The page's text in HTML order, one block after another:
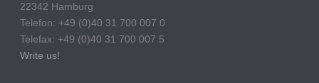
22342 Hamburg
Telefon: +49 (0)40 31 700 007 0
Telefax: +49 (0)40 31 700 007 5
Write us!